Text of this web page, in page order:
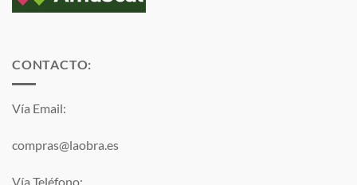
CONTACTO:
Vía Email:
compras@laobra.es
Vía Teléfono: